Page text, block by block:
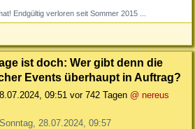
Endgültig verloren seit Sommer 2015 ...
ist doch: Wer gibt denn die
Events überhaupt in Auftrag?
09:51 vor 742 Tagen @ nereus
28.07.2024, 09:57